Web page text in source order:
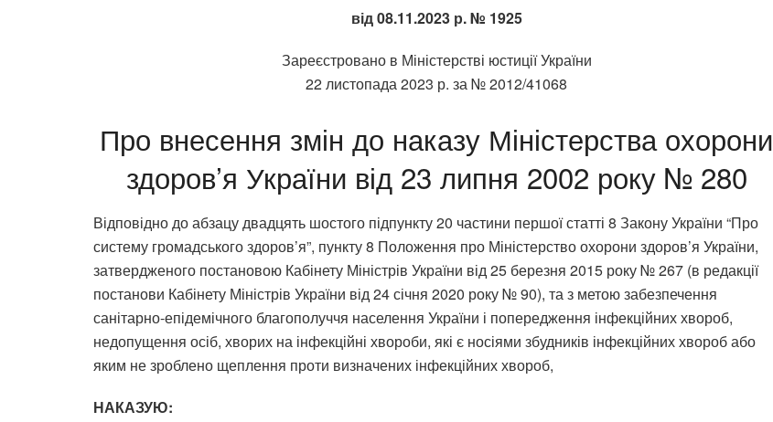
від 08.11.2023 р. № 1925
Зареєстровано в Міністерстві юстиції України
22 листопада 2023 р. за № 2012/41068
Про внесення змін до наказу Міністерства охорони
здоров’я України від 23 липня 2002 року № 280
Відповідно до абзацу двадцять шостого підпункту 20 частини першої статті 8 Закону України “Про
систему громадського здоров’я”, пункту 8 Положення про Міністерство охорони здоров’я України,
затвердженого постановою Кабінету Міністрів України від 25 березня 2015 року № 267 (в редакції
постанови Кабінету Міністрів України від 24 січня 2020 року № 90), та з метою забезпечення
санітарно-епідемічного благополуччя населення України і попередження інфекційних хвороб,
недопущення осіб, хворих на інфекційні хвороби, які є носіями збудників інфекційних хвороб або
яким не зроблено щеплення проти визначених інфекційних хвороб,
НАКАЗУЮ: